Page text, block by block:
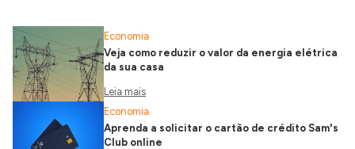
Economia
Veja como reduzir o valor da energia elétrica
da sua casa
Leia mais
Economia
Aprenda a solicitar o cartão de crédito Sam's
Club online